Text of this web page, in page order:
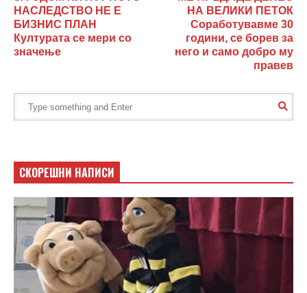
НАСЛЕДСТВО НЕ Е
БИЗНИС ПЛАН
Културата се мери со
значење
НА ВЕЛИКИ ПЕТОК
Соработувавме 30
години, се борев за
него и само добро му
правев
СКОРЕШНИ НАПИСИ